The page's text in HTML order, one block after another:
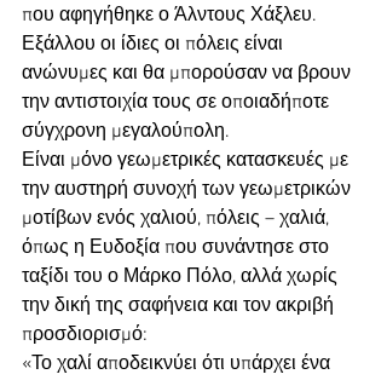
που αφηγήθηκε ο Άλντους Χάξλευ.
Εξάλλου οι ίδιες οι πόλεις είναι
ανώνυμες και θα μπορούσαν να βρουν
την αντιστοιχία τους σε οποιαδήποτε
σύγχρονη μεγαλούπολη.
Είναι μόνο γεωμετρικές κατασκευές με
την αυστηρή συνοχή των γεωμετρικών
μοτίβων ενός χαλιού, πόλεις – χαλιά,
όπως η Ευδοξία που συνάντησε στο
ταξίδι του ο Μάρκο Πόλο, αλλά χωρίς
την δική της σαφήνεια και τον ακριβή
προσδιορισμό:
«Το χαλί αποδεικνύει ότι υπάρχει ένα